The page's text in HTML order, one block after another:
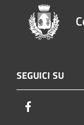
SEGUICI SU